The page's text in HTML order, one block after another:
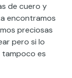
de cuero y
encontramos
preciosas
pero si lo
tampoco es